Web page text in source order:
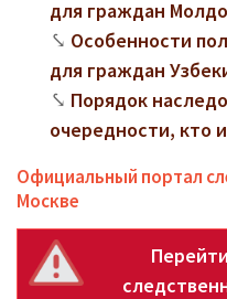
для граждан
Особенности
для граждан
Порядок
очередности, кто
Официальный портал
Москве